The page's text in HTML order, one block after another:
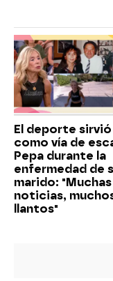
El deporte sirvió
como vía de
Pepa durante la
enfermedad de
marido: "Muchas
noticias,
llantos"